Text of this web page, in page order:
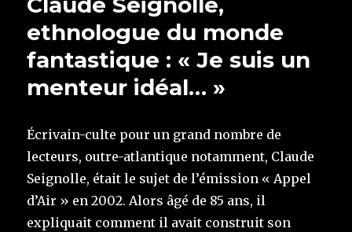
ethnologue du monde
fantastique : « Je suis un
menteur idéal… »
Écrivain-culte pour un grand nombre de
lecteurs, outre-atlantique notamment, Claude
Seignolle, était le sujet de l’émission « Appel
d’Air » en 2002. Alors âgé de 85 ans, il
expliquait comment il avait construit son